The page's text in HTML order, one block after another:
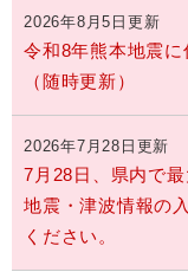
2026年8月5日更新
令和8年熊本地震
（随時更新）
2026年7月28日更新
7月28日、県内で
地震・津波情報の
ください。